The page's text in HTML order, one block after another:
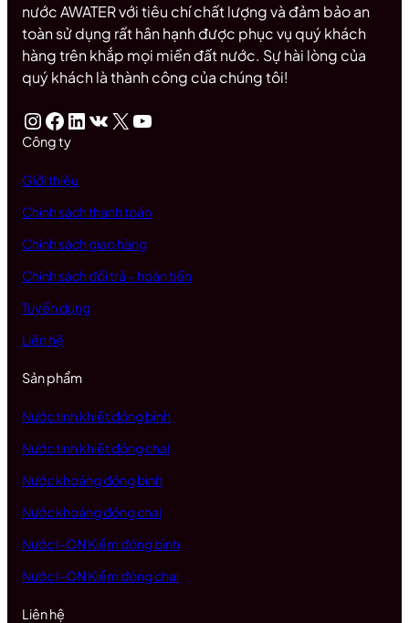
nước AWATER với tiêu chí chất lượng và đảm bảo an
toàn sử dụng rất hân hạnh được phục vụ quý khách
hàng trên khắp mọi miền đất nước. Sự hài lòng của
quý khách là thành công của chúng tôi!
InstagramFacebook LinkedIn VK X Youtube
Công ty
Giới thiệu
Chính sách thanh toán
Chính sách giao hàng
Chính sách đổi trả – hoàn tiền
Tuyển dụng
Liên hệ
Sản phẩm
Nước tinh khiết đóng bình
Nước tinh khiết đóng chai
Nước khoáng đóng bình
Nước khoáng đóng chai
Nước I-ON Kiềm đóng bình
Nước I-ON Kiềm đóng chai
Liên hệ